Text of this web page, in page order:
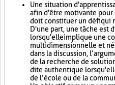
Une situation
afin d'être motivante pour
doit constituer un défi qui
D'une part, une tâche est
lorsqu'elle implique une
multidimensionnelle et
dans la discussion,
de la recherche de
dite authentique
de l’école ou de la